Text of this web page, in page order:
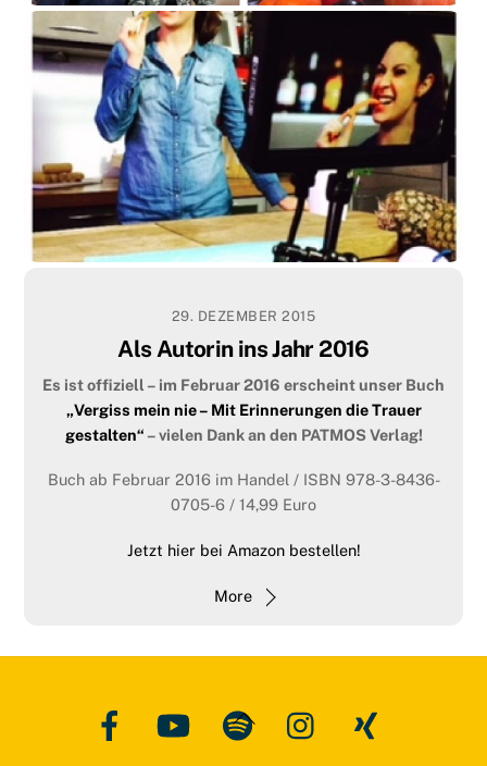
worauf muss man beim Kauf eigentlich achten?
LebensmittelexperteSebastian Lege
und Madita van
Hülsen haben es für euch herausgefunden….31. Juli 2018
beikabel eins!
More
29. MAI 2018
Kabel Eins
Das informativste und lustigeste Kochteam der Welt
testet Dienstag, den 29. Mai für euch die besten Helfer in
der Küche!
KochprofiStefan Ziemannund Reporterin Madita van
Hülsen nehmen neue Küchengeräte ganz genau unter die
Lupe und testen, ob die Geräte wirklich nützlich sind im
und wann kann sich das Geld lieber sparen?
29.5.2018 ab 22.15 Uhr, im
„K1 Magazin“von„kabel eins“
More
Küchenhilfe oder Quatsch?
einschalten!
Küchenhilfe oder völliger Quatsch? KochprofiStefan
verrücktesten Küchenwerkzeuge und die skurrilsten
Küchengeräte auf Ihre Nützlichkeit im Alltag. Welche
Helfer sind wirklich sinnvoll und für welche lohnt es sich
Dienstag, den 16. Januar ab 22.15 Uhr im
More
29. DEZEMBER 2015
Als Autorin ins Jahr 2016
Es ist offiziell – im Februar 2016 erscheint unser Buch
„Vergiss mein nie – Mit Erinnerungen die Trauer
gestalten“ – vielen Dank an den PATMOS Verlag!
Buch ab Februar 2016 im Handel / ISBN 978-3-8436-
0705-6 / 14,99 Euro
Jetzt hier bei Amazon bestellen!
More
Back
To
Facebook YouTube Spotify Instagram